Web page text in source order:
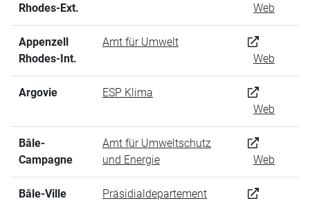
Rhodes-Ext.
Web
Appenzell
Rhodes-Int.
Amt für Umwelt
Web
Argovie
ESP Klima
Web
Bâle-
Campagne
Amt für Umweltschutz
und Energie
Web
Bâle-Ville
Präsidialdepartement